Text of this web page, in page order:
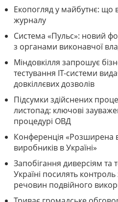
Екопогляд у майбутнє: що
журналу
Система «Пульс»: новий
з органами виконавчої
Міндовкілля запрошує
тестування ІТ-системи
довкіллєвих дозволів
Підсумки здійснених
листопад: ключові
процедурі ОВД
Конференція «Розширена
виробників в Україні»
Запобігання диверсіям
Україні посилять
речовин подвійного